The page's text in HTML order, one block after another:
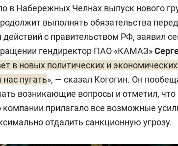
в Набережных Челнах выпуск нового
выполнять обязательства
действий с правительством РФ, заявил
гендиректор ПАО «КАМАЗ»
в новых политических и
пугать», — сказал Когогин. Он
возникающие вопросы и отметил, что
компании прилагало все возможные
отдалить санкционную угрозу.